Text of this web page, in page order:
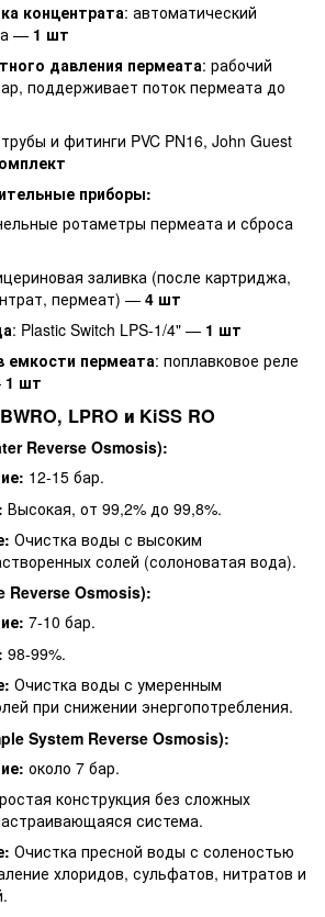
концентрата: автоматический
— 1 шт
давления пермеата: рабочий
поддерживает поток пермеата до
и фитинги PVC PN16, John Guest
приборы:
ротаметры пермеата и сброса
заливка (после картриджа,
пермеат) — 4 шт
: Plastic Switch LPS-1/4" — 1 шт
емкости пермеата: поплавковое реле
1 шт
LPRO и KiSS RO
Reverse Osmosis):
12-15 бар.
Высокая, от 99,2% до 99,8%.
Очистка воды с высоким
солей (солоноватая вода).
Reverse Osmosis):
7-10 бар.
98-99%.
Очистка воды с умеренным
при снижении энергопотребления.
System Reverse Osmosis):
около 7 бар.
конструкция без сложных
система.
Очистка пресной воды с соленостью
хлоридов, сульфатов, нитратов и